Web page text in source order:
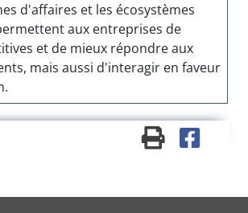
d'affaires et les écosystèmes
aux entreprises de
et de mieux répondre aux
mais aussi d'interagir en faveur